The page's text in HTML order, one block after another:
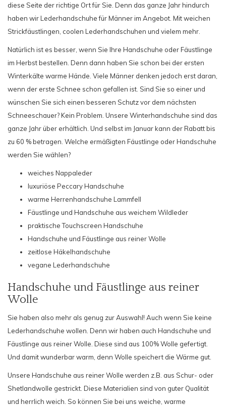
diese Seite der richtige Ort für Sie. Denn das ganze Jahr hindurch
haben wir Lederhandschuhe für Männer im Angebot. Mit weichen
Strickfäustlingen, coolen Lederhandschuhen und vielem mehr.
Natürlich ist es besser, wenn Sie Ihre Handschuhe oder Fäustlinge
im Herbst bestellen. Denn dann haben Sie schon bei der ersten
Winterkälte warme Hände. Viele Männer denken jedoch erst daran,
wenn der erste Schnee schon gefallen ist. Sind Sie so einer und
wünschen Sie sich einen besseren Schutz vor dem nächsten
Schneeschauer? Kein Problem. Unsere Winterhandschuhe sind das
ganze Jahr über erhältlich. Und selbst im Januar kann der Rabatt bis
zu 60 % betragen. Welche ermäßigten Fäustlinge oder Handschuhe
werden Sie wählen?
weiches Nappaleder
luxuriöse Peccary Handschuhe
warme Herrenhandschuhe Lammfell
Fäustlinge und Handschuhe aus weichem Wildleder
praktischeTouchscreen Handschuhe
Handschuhe und Fäustlinge aus reiner Wolle
zeitlose Häkelhandschuhe
vegane Lederhandschuhe
Handschuhe und Fäustlinge aus reiner
Wolle
Sie haben also mehr als genug zur Auswahl! Auch wenn Sie keine
Lederhandschuhe wollen. Denn wir haben auch Handschuhe und
Fäustlinge aus reiner Wolle. Diese sind aus 100% Wolle gefertigt.
Und damit wunderbar warm, denn Wolle speichert die Wärme gut.
Unsere Handschuhe aus reiner Wolle werden z.B. aus Schur- oder
Shetlandwolle gestrickt. Diese Materialien sind von guter Qualität
und herrlich weich. So können Sie bei uns weiche, warme